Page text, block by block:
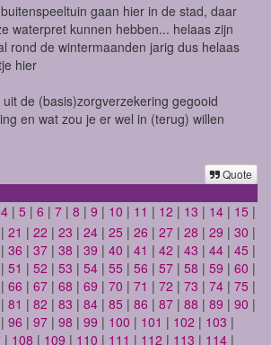
gaan hier in de stad, daar
waterpret kunnen hebben... helaas zijn
rond de wintermaanden jarig dus helaas
hier
de (basis)zorgverzekering gegooid
en wat zou je er wel in (terug) willen
Quote
4 | 5 | 6 | 7 | 8 | 9 | 10 | 11 | 12 | 13 | 14 | 15 |
| 21 | 22 | 23 | 24 | 25 | 26 | 27 | 28 | 29 | 30 |
| 36 | 37 | 38 | 39 | 40 | 41 | 42 | 43 | 44 | 45 |
| 51 | 52 | 53 | 54 | 55 | 56 | 57 | 58 | 59 | 60 |
| 66 | 67 | 68 | 69 | 70 | 71 | 72 | 73 | 74 | 75 |
| 81 | 82 | 83 | 84 | 85 | 86 | 87 | 88 | 89 | 90 |
| 96 | 97 | 98 | 99 | 100 | 101 | 102 | 103 |
| 108 | 109 | 110 | 111 | 112 | 113 | 114 |